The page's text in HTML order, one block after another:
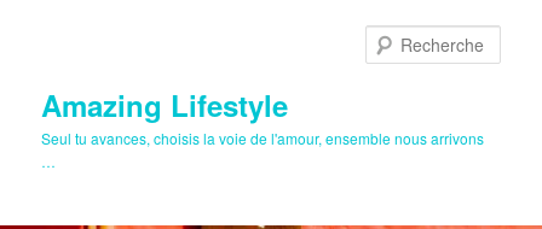
Amazing Lifestyle
Seul tu avances, choisis la voie de l'amour, ensemble nous arrivons
…